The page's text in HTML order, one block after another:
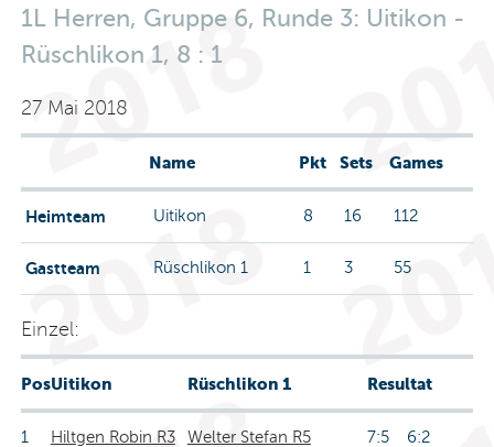
1L Herren, Gruppe 6, Runde 3: Uitikon -
Rüschlikon 1, 8 : 1
27 Mai 2018
Name Pkt Sets Games
Heimteam Uitikon 8 16 112
Gastteam Rüschlikon 1 1 3 55
Einzel:
PosUitikon Rüschlikon 1 Resultat
1 Hiltgen Robin R3 Welter Stefan R5 7:5 6:2